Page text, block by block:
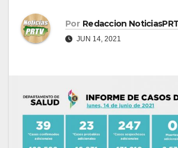
Por Redaccion
JUN 14, 2021